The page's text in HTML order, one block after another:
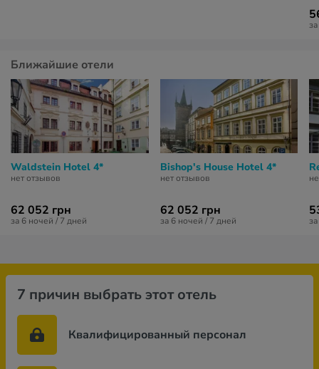
Ближайшие отели
Waldstein Hotel 4*
нет отзывов
62 052 грн
за 6 ночей / 7 дней
Bishop's House Hotel 4*
нет отзывов
62 052 грн
за 6 ночей / 7 дней
7 причин выбрать этот отель
Квалифицированный персонал